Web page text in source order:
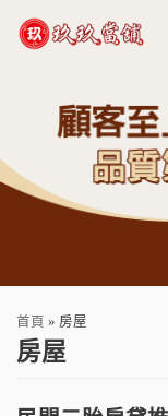
content
首頁 » 房屋
房屋